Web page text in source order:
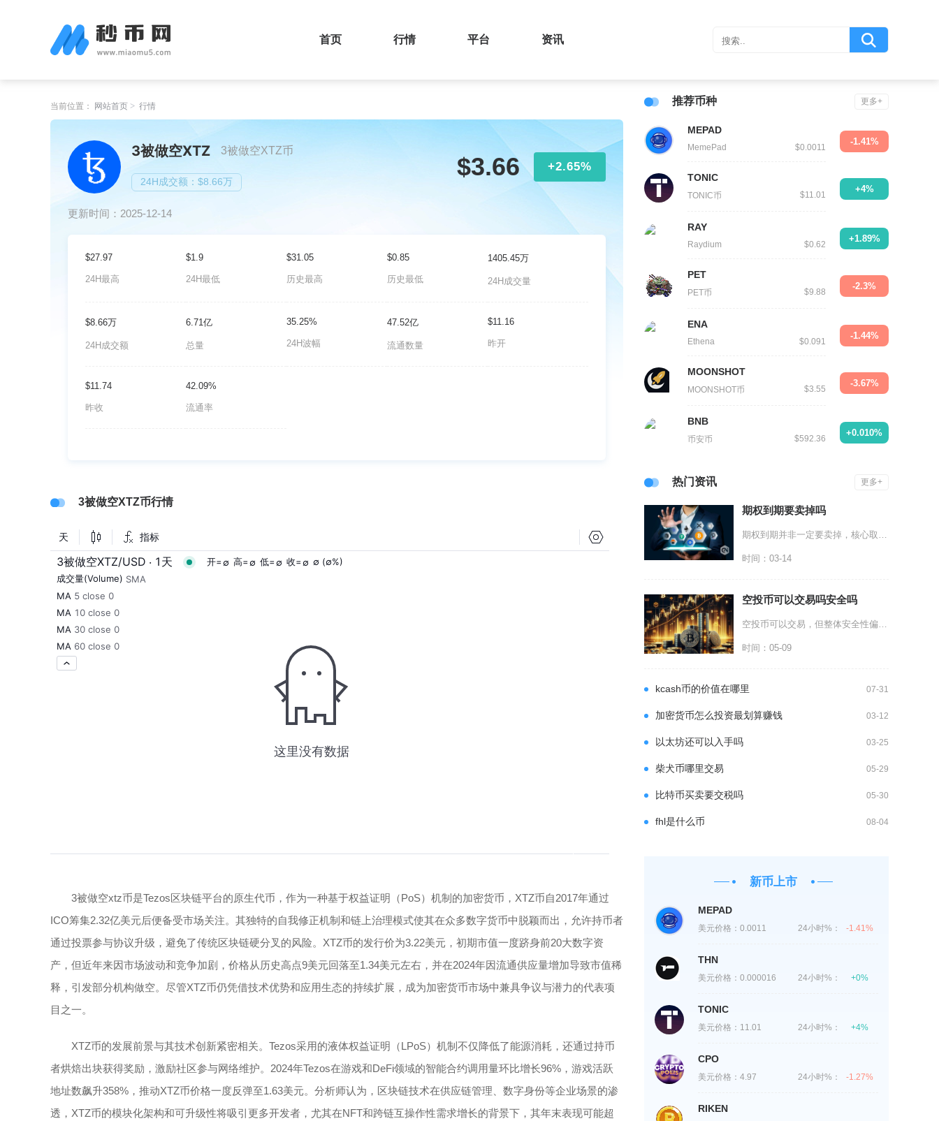
首页 行情 平台 资讯
当前位置： 网站首页 行情
3被做空XTZ 3被做空XTZ币
24H成交额：$8.66万
$3.66 +2.65%
更新时间：2025-12-14
$27.97
24H最高
$1.9
24H最低
$31.05
历史最高
$0.85
历史最低
1405.45万
24H成交量
$8.66万
24H成交额
6.71亿
总量
35.25%
24H波幅
47.52亿
流通数量
$11.16
昨开
$11.74
昨收
42.09%
流通率
3被做空XTZ币行情
3被做空xtz币是Tezos区块链平台的原生代币，作为一种基于权益证明（PoS）机制的加密货币，XTZ币自2017年通过
ICO筹集2.32亿美元后便备受市场关注。其独特的自我修正机制和链上治理模式使其在众多数字货币中脱颖而出，允许持币者
通过投票参与协议升级，避免了传统区块链硬分叉的风险。XTZ币的发行价为3.22美元，初期市值一度跻身前20大数字资
产，但近年来因市场波动和竞争加剧，价格从历史高点9美元回落至1.34美元左右，并在2024年因流通供应量增加导致市值稀
释，引发部分机构做空。尽管XTZ币仍凭借技术优势和应用生态的持续扩展，成为加密货币市场中兼具争议与潜力的代表项
目之一。
XTZ币的发展前景与其技术创新紧密相关。Tezos采用的液体权益证明（LPoS）机制不仅降低了能源消耗，还通过持币
者烘焙出块获得奖励，激励社区参与网络维护。2024年Tezos在游戏和DeFi领域的智能合约调用量环比增长96%，游戏活跃
地址数飙升358%，推动XTZ币价格一度反弹至1.63美元。分析师认为，区块链技术在供应链管理、数字身份等企业场景的渗
透，XTZ币的模块化架构和可升级性将吸引更多开发者，尤其在NFT和跨链互操作性需求增长的背景下，其年末表现可能超
推荐币种 更多+
MEPAD
MemePad $0.0011
-1.41%
TONIC
TONIC币 $11.01
+4%
RAY
Raydium $0.62
+1.89%
PET
PET币 $9.88
-2.3%
ENA
Ethena $0.091
-1.44%
MOONSHOT
MOONSHOT币 $3.55
-3.67%
BNB
币安币 $592.36
+0.010%
热门资讯 更多+
期权到期要卖掉吗
期权到期并非一定要卖掉，核心取决于合约虚实值状态、流动性、交易策略以及你作为买方或卖方的持
时间：03-14
空投币可以交易吗安全吗
空投币可以交易，但整体安全性偏低，存在极高的诈骗、跑路与资产归零风险，只有经过严格筛选的正
时间：05-09
kcash币的价值在哪里 07-31
加密货币怎么投资最划算赚钱 03-12
以太坊还可以入手吗 03-25
柴犬币哪里交易 05-29
比特币买卖要交税吗 05-30
fhl是什么币 08-04
新币上市
MEPAD
美元价格： 0.0011 24小时%： -1.41%
THN
美元价格： 0.000016 24小时%： +0%
TONIC
美元价格： 11.01 24小时%： +4%
CPO
美元价格： 4.97 24小时%： -1.27%
RIKEN